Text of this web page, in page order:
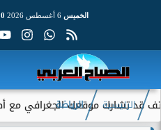
الخميس
موقعك الجغرافي مع أطراف
الرئيسية الرياضة